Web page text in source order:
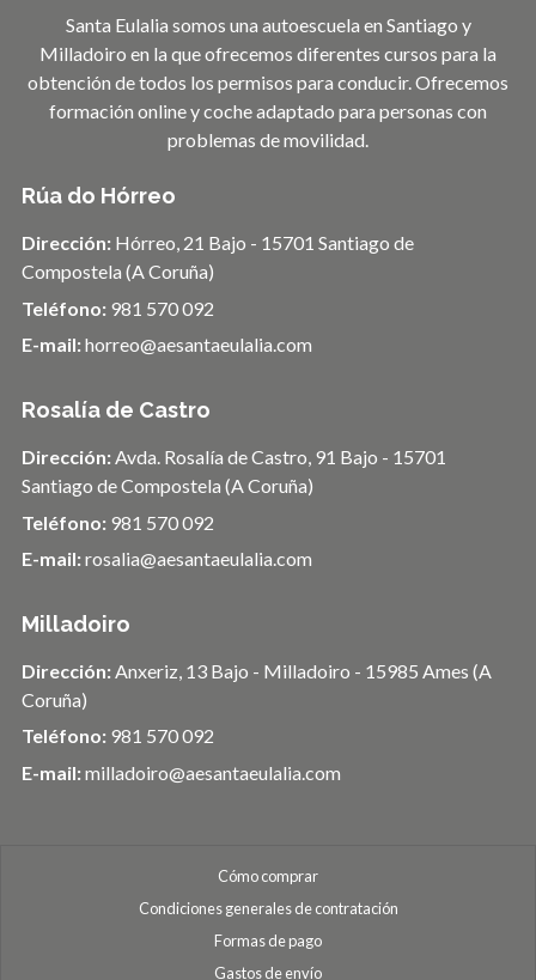
Santa Eulalia somos una autoescuela en Santiago y
Milladoiro en la que ofrecemos diferentes cursos para la
obtención de todos los permisos para conducir. Ofrecemos
formación online y coche adaptado para personas con
problemas de movilidad.
Rúa do Hórreo
Dirección: Hórreo, 21 Bajo - 15701 Santiago de
Compostela (A Coruña)
Teléfono: 981 570 092
E-mail:horreo@aesantaeulalia.com
Rosalía de Castro
Dirección:Avda. Rosalía de Castro, 91 Bajo - 15701
Santiago de Compostela (A Coruña)
Teléfono: 981 570 092
E-mail:rosalia@aesantaeulalia.com
Milladoiro
Dirección:Anxeriz, 13 Bajo - Milladoiro - 15985 Ames (A
Coruña)
Teléfono: 981 570 092
E-mail:milladoiro@aesantaeulalia.com
Cómo comprar
Condiciones generales de contratación
Formas de pago
Gastos de envío